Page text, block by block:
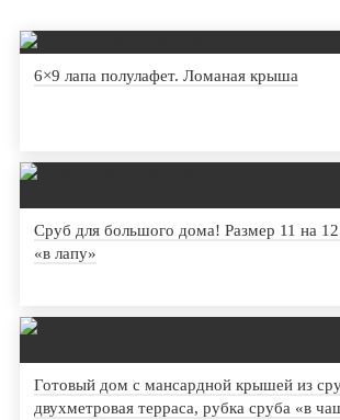
6×9 лапа полулафет. Ломаная крыша
Сруб для большого дома! Размер 11 на
«в лапу»
Готовый дом с мансардной крышей из
двухметровая терраса, рубка сруба «в